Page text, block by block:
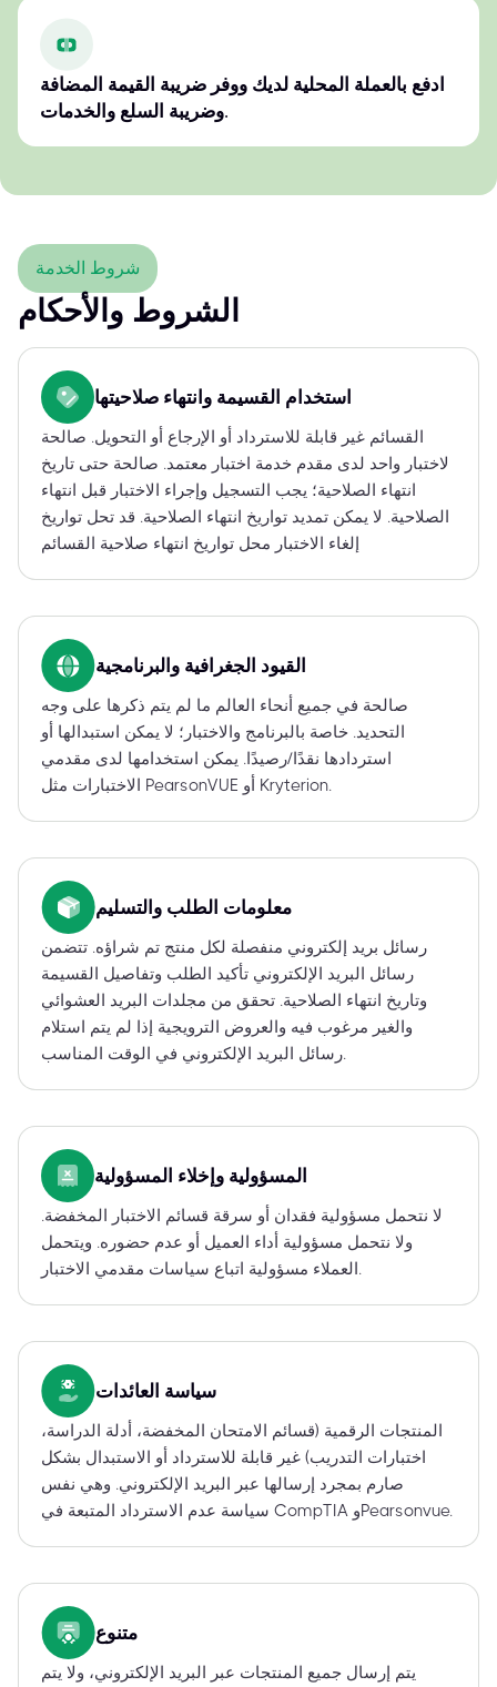
ادفع بالعملة المحلية لديك ووفر ضريبة القيمة المضافة
وضريبة السلع والخدمات.
شروط الخدمة
الشروط والأحكام
استخدام القسيمة وانتهاء صلاحيتها
القسائم غير قابلة للاسترداد أو الإرجاع أو التحويل. صالحة
لاختبار واحد لدى مقدم خدمة اختبار معتمد. صالحة حتى تاريخ
انتهاء الصلاحية؛ يجب التسجيل وإجراء الاختبار قبل انتهاء
الصلاحية. لا يمكن تمديد تواريخ انتهاء الصلاحية. قد تحل تواريخ
إلغاء الاختبار محل تواريخ انتهاء صلاحية القسائم
القيود الجغرافية والبرنامجية
صالحة في جميع أنحاء العالم ما لم يتم ذكرها على وجه
التحديد. خاصة بالبرنامج والاختبار؛ لا يمكن استبدالها أو
استردادها نقدًا/رصيدًا. يمكن استخدامها لدى مقدمي
الاختبارات مثل PearsonVUE أو Kryterion.
معلومات الطلب والتسليم
رسائل بريد إلكتروني منفصلة لكل منتج تم شراؤه. تتضمن
رسائل البريد الإلكتروني تأكيد الطلب وتفاصيل القسيمة
وتاريخ انتهاء الصلاحية. تحقق من مجلدات البريد العشوائي
والغير مرغوب فيه والعروض الترويجية إذا لم يتم استلام
رسائل البريد الإلكتروني في الوقت المناسب.
المسؤولية وإخلاء المسؤولية
لا نتحمل مسؤولية فقدان أو سرقة قسائم الاختبار المخفضة.
ولا نتحمل مسؤولية أداء العميل أو عدم حضوره. ويتحمل
العملاء مسؤولية اتباع سياسات مقدمي الاختبار.
سياسة العائدات
المنتجات الرقمية (قسائم الامتحان المخفضة، أدلة الدراسة،
اختبارات التدريب) غير قابلة للاسترداد أو الاستبدال بشكل
صارم بمجرد إرسالها عبر البريد الإلكتروني. وهي نفس
سياسة عدم الاسترداد المتبعة في CompTIA وPearsonvue.
متنوع
يتم إرسال جميع المنتجات عبر البريد الإلكتروني، ولا يتم